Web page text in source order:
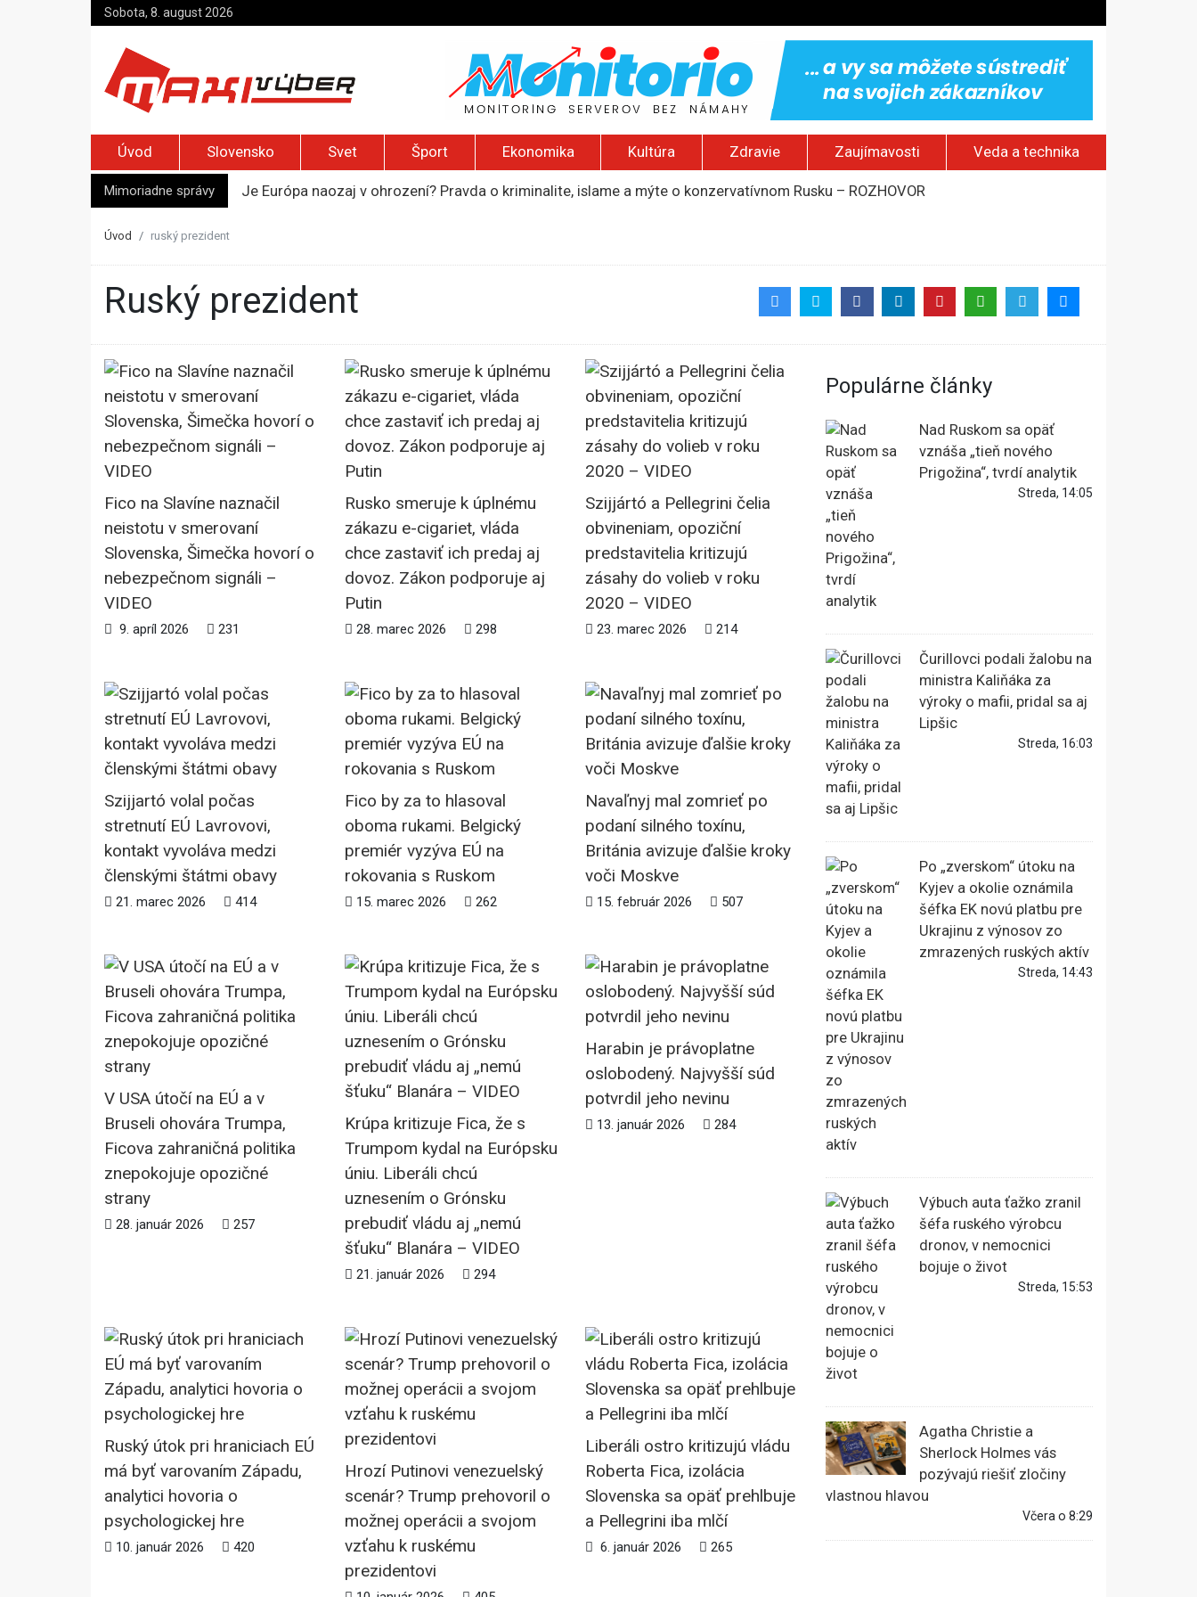
Sobota, 8. august 2026
Úvod Slovensko Svet Šport Ekonomika Kultúra Zdravie Zaujímavosti Veda a technika
Mimoriadne správy
Je Európa naozaj v ohrození? Pravda o kriminalite, islame a mýte o konzervatívnom Rusku – ROZHOVOR
Úvod ruský prezident
ruský prezident
Fico na Slavíne naznačil
neistotu v smerovaní
Slovenska, Šimečka hovorí o
nebezpečnom signáli –
VIDEO
9. apríl 2026 231
Rusko smeruje k úplnému
zákazu e-cigariet, vláda
chce zastaviť ich predaj aj
dovoz. Zákon podporuje aj
Putin
28. marec 2026 298
Szijjártó a Pellegrini čelia
obvineniam, opoziční
predstavitelia kritizujú
zásahy do volieb v roku
2020 – VIDEO
23. marec 2026 214
Szijjartó volal počas
stretnutí EÚ Lavrovovi,
kontakt vyvoláva medzi
členskými štátmi obavy
21. marec 2026 414
Fico by za to hlasoval
oboma rukami. Belgický
premiér vyzýva EÚ na
rokovania s Ruskom
15. marec 2026 262
Navaľnyj mal zomrieť po
podaní silného toxínu,
Británia avizuje ďalšie kroky
voči Moskve
15. február 2026 507
V USA útočí na EÚ a v
Bruseli ohovára Trumpa,
Ficova zahraničná politika
znepokojuje opozičné
strany
28. január 2026 257
Krúpa kritizuje Fica, že s
Trumpom kydal na Európsku
úniu. Liberáli chcú
uznesením o Grónsku
prebudiť vládu aj „nemú
šťuku“ Blanára – VIDEO
21. január 2026 294
Harabin je právoplatne
oslobodený. Najvyšší súd
potvrdil jeho nevinu
13. január 2026 284
Ruský útok pri hraniciach EÚ
má byť varovaním Západu,
analytici hovoria o
psychologickej hre
10. január 2026 420
Hrozí Putinovi venezuelský
scenár? Trump prehovoril o
možnej operácii a svojom
vzťahu k ruskému
prezidentovi
Liberáli ostro kritizujú vládu
Roberta Fica, izolácia
Slovenska sa opäť prehlbuje
a Pellegrini iba mlčí
6. január 2026 265
Populárne články
Nad Ruskom sa opäť
vznáša „tieň nového
Prigožina“, tvrdí analytik
Streda, 14:05
Čurillovci podali žalobu na
ministra Kaliňáka za
výroky o mafii, pridal sa aj
Lipšic
Streda, 16:03
Po „zverskom“ útoku na
Kyjev a okolie oznámila
šéfka EK novú platbu pre
Ukrajinu z výnosov zo
zmrazených ruských aktív
Streda, 14:43
Výbuch auta ťažko zranil
šéfa ruského výrobcu
dronov, v nemocnici
bojuje o život
Streda, 15:53
Agatha Christie a
Sherlock Holmes vás
pozývajú riešiť zločiny
vlastnou hlavou
Včera o 8:29